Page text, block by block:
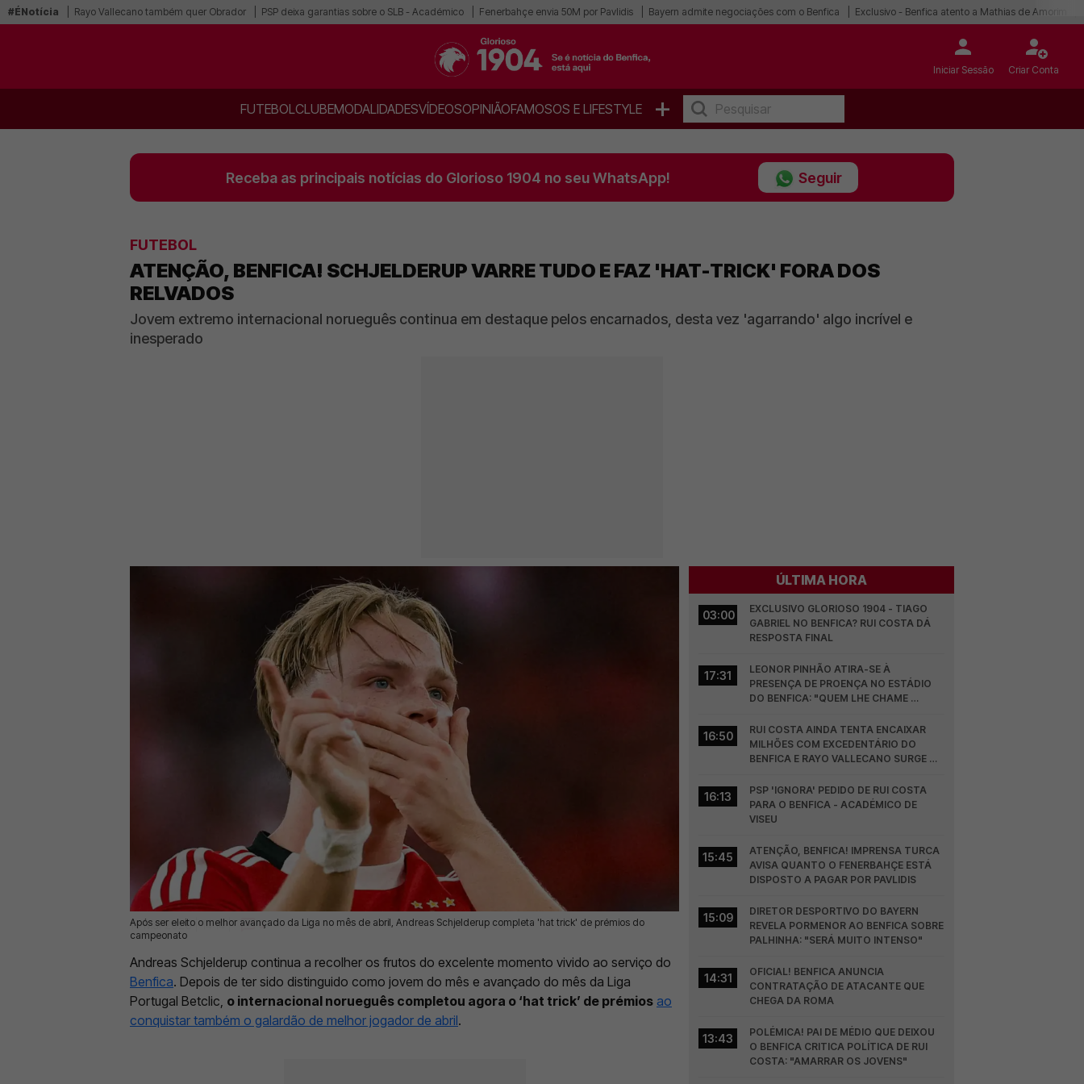
#ÉNotícia Rayo Vallecano também quer Obrador PSP deixa garantias sobre o SLB - Académico Fenerbahçe envia 50M por Pavlidis Bayern admite negociações com o Benfica Exclusivo - Benfica atento a Mathias de Amorim
Iniciar Sessão Criar Conta
FUTEBOLCLUBEMODALIDADESVÍDEOSOPINIÃOFAMOSOS E LIFESTYLE +
Receba as principais notícias do Glorioso 1904 no seu WhatsApp! Seguir
FUTEBOL
ATENÇÃO, BENFICA! SCHJELDERUP VARRE TUDO E FAZ 'HAT-TRICK' FORA DOS
RELVADOS
Jovem extremo internacional norueguês continua em destaque pelos encarnados, desta vez 'agarrando' algo incrível e
inesperado
Após ser eleito o melhor avançado da Liga no mês de abril, Andreas Schjelderup completa 'hat trick' de prémios do
campeonato
14 Mai 2026 | 14:14 | 0
Andreas Schjelderup continua a recolher os frutos do excelente momento vivido ao serviço do
Benfica. Depois de ter sido distinguido como jovem do mês e avançado do mês da Liga
Portugal Betclic, o internacional norueguês completou agora o ‘hat trick’ de prémios ao
conquistar também o galardão de melhor jogador de abril.
ÚLTIMA HORA
03:00
EXCLUSIVO GLORIOSO 1904 - TIAGO
GABRIEL NO BENFICA? RUI COSTA DÁ
RESPOSTA FINAL
17:31
LEONOR PINHÃO ATIRA-SE À
PRESENÇA DE PROENÇA NO ESTÁDIO
DO BENFICA: "QUEM LHE CHAME
16:50
RUI COSTA AINDA TENTA ENCAIXAR
MILHÕES COM EXCEDENTÁRIO DO
BENFICA E RAYO VALLECANO SURGE NA
16:13
PSP 'IGNORA' PEDIDO DE RUI COSTA
PARA O BENFICA - ACADÉMICO DE
VISEU
15:45
ATENÇÃO, BENFICA! IMPRENSA TURCA
AVISA QUANTO O FENERBAHÇE ESTÁ
DISPOSTO A PAGAR POR PAVLIDIS
15:09
DIRETOR DESPORTIVO DO BAYERN
REVELA PORMENOR AO BENFICA SOBRE
PALHINHA: "SERÁ MUITO INTENSO"
14:31
OFICIAL! BENFICA ANUNCIA
CONTRATAÇÃO DE ATACANTE QUE
CHEGA DA ROMA
13:43
POLÉMICA! PAI DE MÉDIO QUE DEIXOU
O BENFICA CRITICA POLÍTICA DE RUI
COSTA: "AMARRAR OS JOVENS"